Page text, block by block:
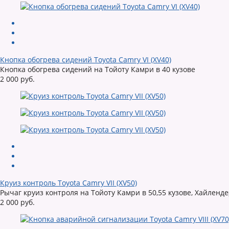
Кнопка обогрева сидений Toyota Camry VI (XV40)
Кнопка обогрева сидений на Тойоту Камри в 40 кузове
2 000 руб.
Круиз контроль Toyota Camry VII (XV50)
Рычаг круиз контроля на Тойоту Камри в 50,55 кузове,
2 000 руб.